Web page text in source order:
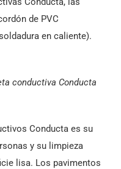
de PVC
en caliente).
conductiva Conducta
Conducta es su
y su limpieza
lisa. Los pavimentos